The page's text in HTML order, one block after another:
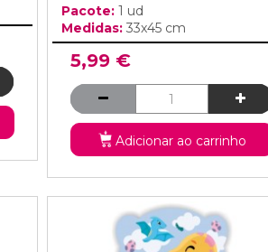
Pacote: 1 ud
Medidas: 33x45 cm
5,99 €
Adicionar ao carrinho